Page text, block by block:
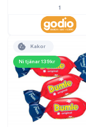
1
Ni tjänar 139kr
Kakor